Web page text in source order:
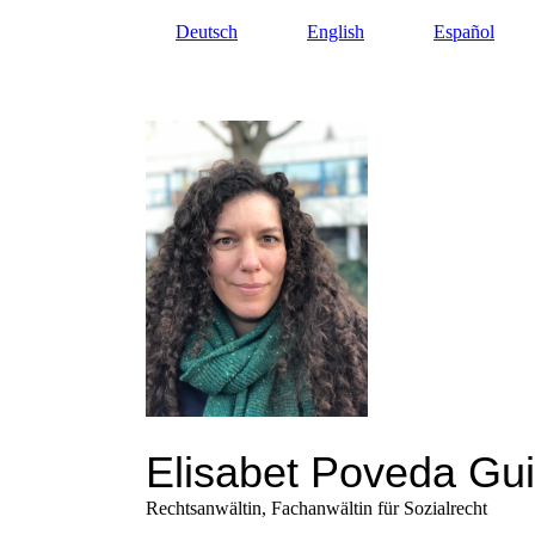
Deutsch English Español
Elisabet Poveda
Rechtsanwältin, Fachanwältin für Sozialrecht